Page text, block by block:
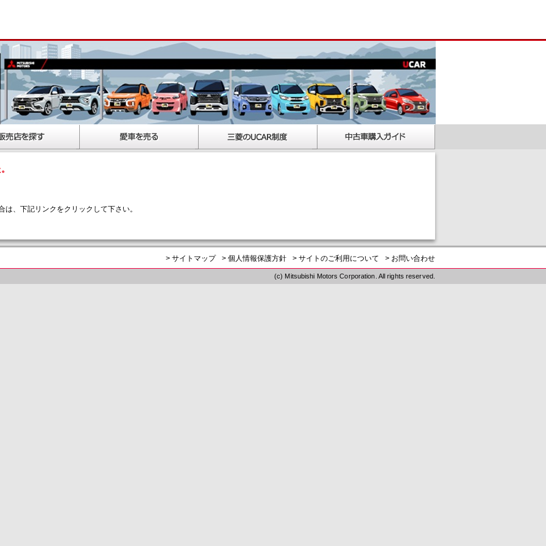
、下記リンクをクリックして下さい。
> サイトマップ > 個人情報保護方針 > サイトのご利用について > お問い合わせ
(c) Mitsubishi Motors Corporation. All rights reserved.